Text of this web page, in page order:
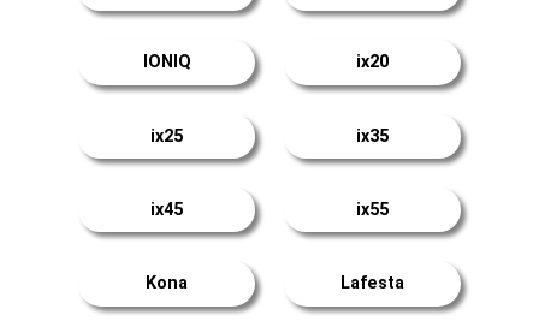
IONIQ ix20
ix25 ix35
ix45 ix55
Kona Lafesta